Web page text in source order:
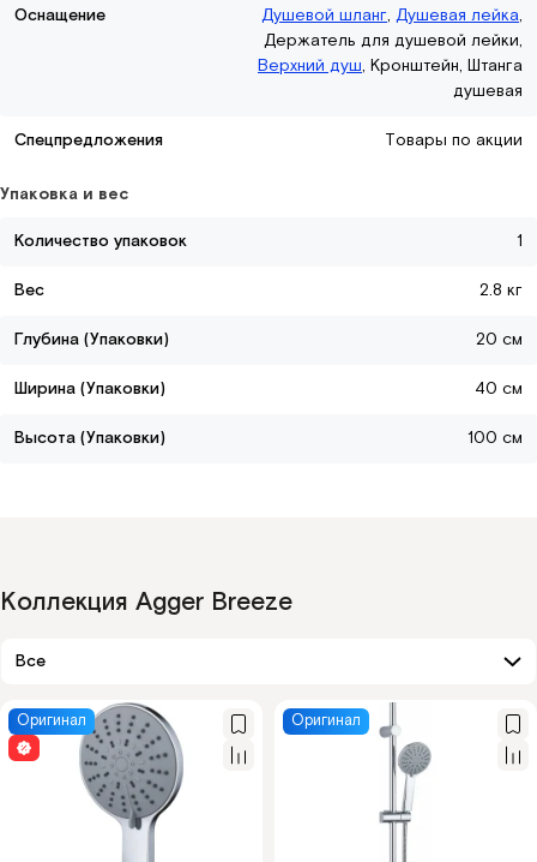
Оснащение Душевой шланг, Душевая лейка,
Держатель для душевой лейки,
Верхний душ, Кронштейн, Штанга
душевая
Спецпредложения Товары по акции
Упаковка и вес
Количество упаковок 1
Вес 2.8 кг
Глубина (Упаковки) 20 см
Ширина (Упаковки) 40 см
Высота (Упаковки) 100 см
Коллекция Agger Breeze
Все
Оригинал Оригинал